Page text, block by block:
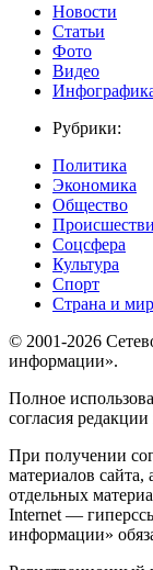
Новости
Статьи
Фото
Видео
Рубрики:
Политика
Экономика
Общество
Соцсфера
Культура
Спорт
Страна и мир
© 2001-2026
информации».
Полное
согласия
При получении
материалов
отдельных
Internet —
информации»